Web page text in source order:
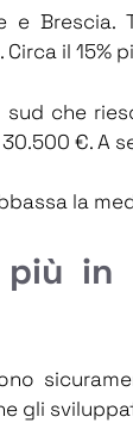
e
il 15%
che
€. A
la
più
gli